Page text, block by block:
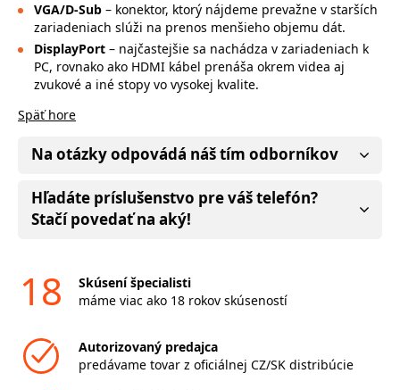
VGA/D-Sub – konektor, ktorý nájdeme prevažne v starších
zariadeniach slúži na prenos menšieho objemu dát.
DisplayPort – najčastejšie sa nachádza v zariadeniach k
PC, rovnako ako HDMI kábel prenáša okrem videa aj
zvukové a iné stopy vo vysokej kvalite.
Späť hore
Na otázky odpovádá náš tím odborníkov
Hľadáte príslušenstvo pre váš telefón?
Stačí povedať na aký!
18
Skúsení špecialisti
máme viac ako 18 rokov skúseností
Autorizovaný predajca
predávame tovar z oficiálnej CZ/SK distribúcie